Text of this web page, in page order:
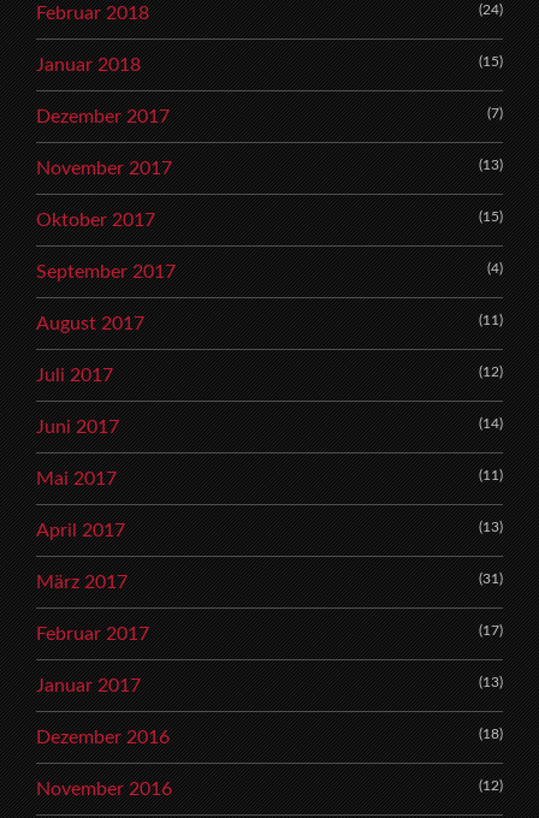
Februar 2018 (24)
Januar 2018 (15)
Dezember 2017 (7)
November 2017 (13)
Oktober 2017 (15)
September 2017 (4)
August 2017 (11)
Juli 2017 (12)
Juni 2017 (14)
Mai 2017 (11)
April 2017 (13)
März 2017 (31)
Februar 2017 (17)
Januar 2017 (13)
Dezember 2016 (18)
November 2016 (12)